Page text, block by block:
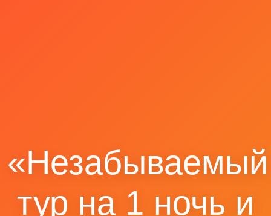
«Незабываемый
тур на 1 ночь и